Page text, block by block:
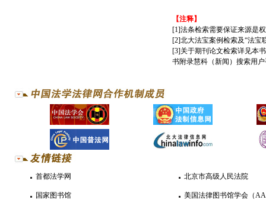
【注释】
[1]法条检索需要保证来源是
[2]北大法宝案例检索及“法宝
[3]关于期刊论文检索详见本
书附录慧科（新闻）搜索用
首都法学网 北京市高级人民法院
国家图书馆 美国法律图书馆学会（